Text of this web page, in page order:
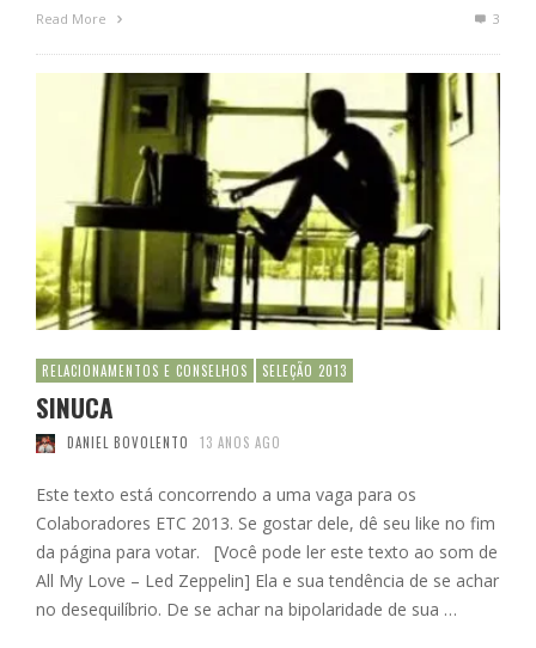
Read More 3
RELACIONAMENTOS E CONSELHOS SELEÇÃO 2013
SINUCA
DANIEL BOVOLENTO 13 ANOS AGO
Este texto está concorrendo a uma vaga para os
Colaboradores ETC 2013. Se gostar dele, dê seu like no fim
da página para votar. [Você pode ler este texto ao som de
All My Love – Led Zeppelin] Ela e sua tendência de se achar
no desequilíbrio. De se achar na bipolaridade de sua …